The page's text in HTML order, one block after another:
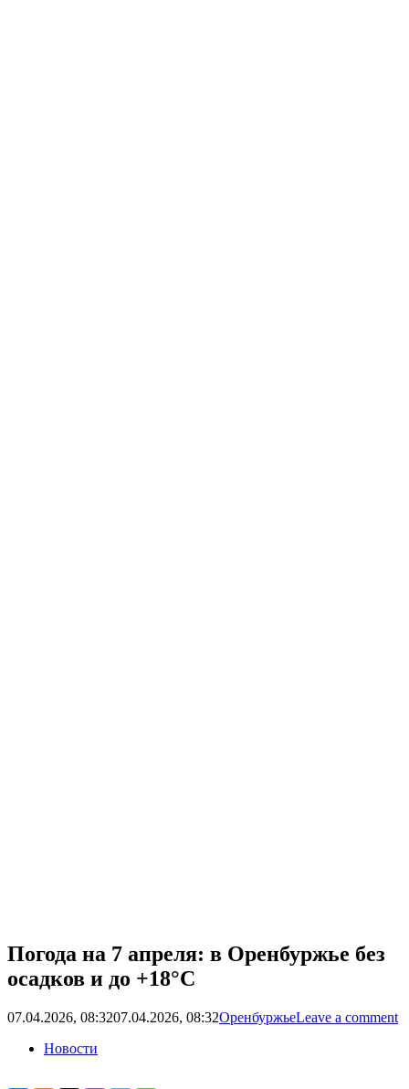
Погода на 7 апреля: в Оренбуржье без
осадков и до +18°C
07.04.2026, 08:3207.04.2026, 08:32ОренбуржьеLeave a comment
Новости